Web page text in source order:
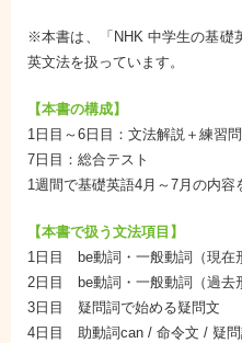
※本書は、「NHK 中学生の基礎
英文法を扱っています。
【本書の構成】
1日目～6日目：文法解説＋練習
7日目：総合テスト
1週間で基礎英語4月～7月の内容
【本書で扱う文法項目】
1日目 be動詞・一般動詞（現在
2日目 be動詞・一般動詞（過去
3日目 疑問詞で始める疑問文
4日目 助動詞can / 命令文 / 疑問